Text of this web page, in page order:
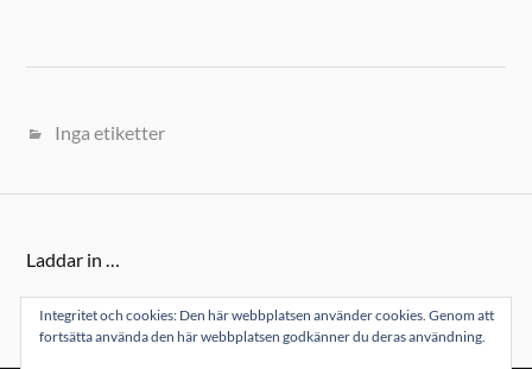
Inga etiketter
Laddar in …
Integritet och cookies: Den här webbplatsen använder cookies. Genom att
fortsätta använda den här webbplatsen godkänner du deras användning.